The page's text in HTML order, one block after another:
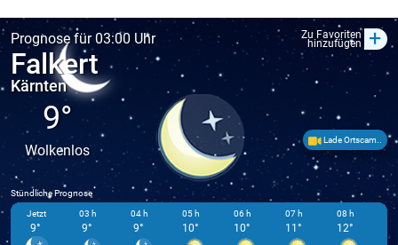
Prognose für 03:00 Uhr Zu Favoriten
hinzufügen +
Falkert
Kärnten
9°
Wolkenlos
Lade Ortscam..
Stündliche Prognose
Jetzt
9°
03 h
9°
04 h
9°
05 h
10°
06 h
10°
07 h
11°
08 h
12°